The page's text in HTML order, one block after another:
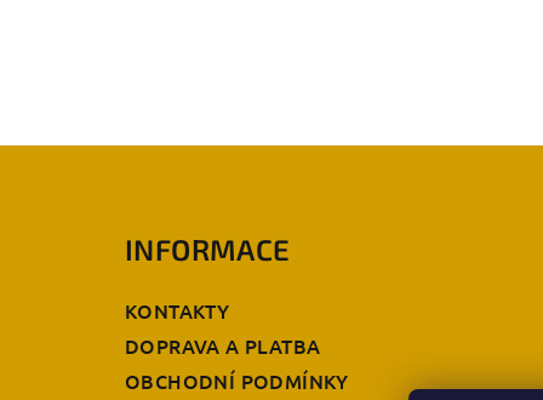
INFORMACE
KONTAKTY
DOPRAVA A PLATBA
OBCHODNÍ PODMÍNKY